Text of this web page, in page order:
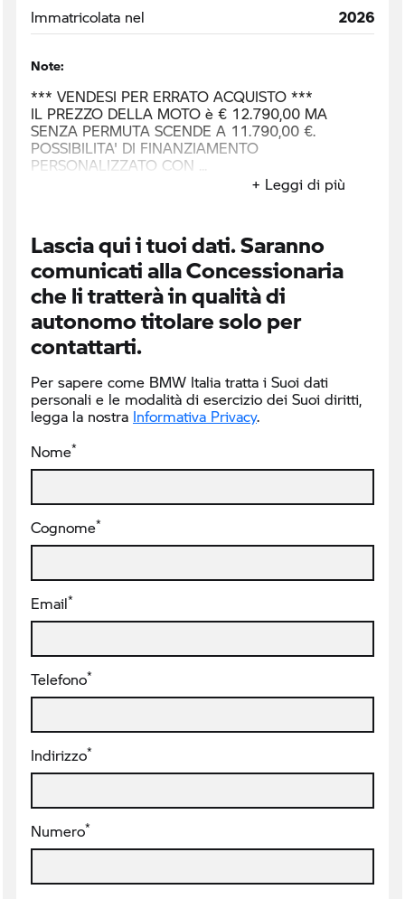
Immatricolata nel
2026
Note:
*** VENDESI PER ERRATO ACQUISTO ***
IL PREZZO DELLA MOTO è € 12.790,00 MA
SENZA PERMUTA SCENDE A 11.790,00 €.
POSSIBILITA' DI FINANZIAMENTO
PERSONALIZZATO CON
+ Leggi di più
Lascia qui i tuoi dati. Saranno
comunicati alla Concessionaria
che li tratterà in qualità di
autonomo titolare solo per
contattarti.
Per sapere come BMW Italia tratta i Suoi dati
personali e le modalità di esercizio dei Suoi diritti,
legga la nostra Informativa Privacy.
Nome*
Cognome*
Email*
Telefono*
Indirizzo*
Numero*